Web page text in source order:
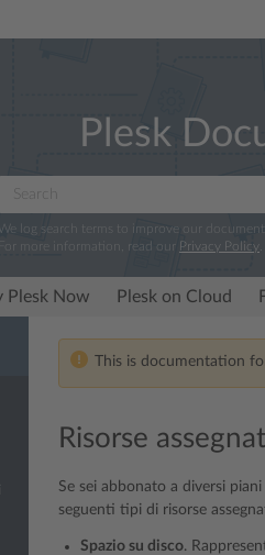
Plesk
We log search terms to improve our
For more information, read our Privacy Policy
Plesk Now Plesk on Cloud
This is documentation
Risorse
Se sei abbonato a diversi
seguenti tipi di risorse
Spazio su disco.